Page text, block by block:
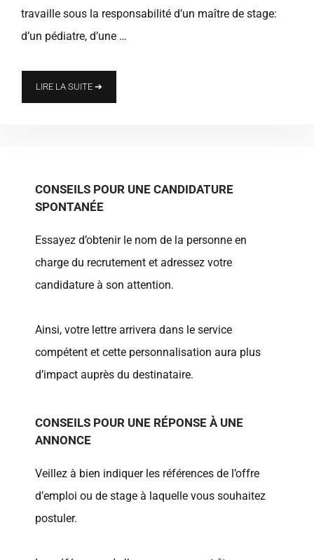
travaille sous la responsabilité d’un maître de stage:
d’un pédiatre, d’une …
LIRE LA SUITE ➔
CONSEILS POUR UNE CANDIDATURE
SPONTANÉE
Essayez d’obtenir le nom de la personne en
charge du recrutement et adressez votre
candidature à son attention.
Ainsi, votre lettre arrivera dans le service
compétent et cette personnalisation aura plus
d’impact auprès du destinataire.
CONSEILS POUR UNE RÉPONSE À UNE
ANNONCE
Veillez à bien indiquer les références de l’offre
d’emploi ou de stage à laquelle vous souhaitez
postuler.